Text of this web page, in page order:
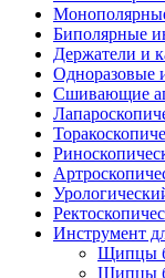
Биполярные
Держатели и
Одноразовые
Сшивающие
Инструмент
Щипцы
Щипцы